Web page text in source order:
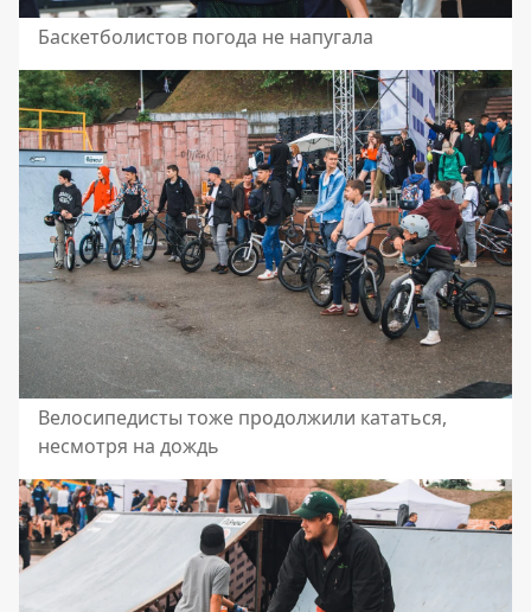
Баскетболистов погода не напугала
Велосипедисты тоже продолжили кататься,
несмотря на дождь